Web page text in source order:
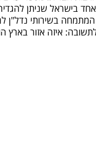
בישראל שניתן
בשירותי נדל"ן
איזה אזור בארץ